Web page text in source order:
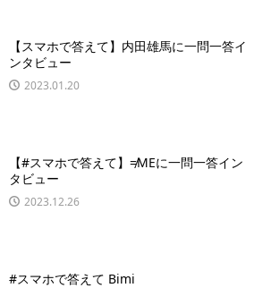
【スマホで答えて】内田雄馬に一問一答イ
ンタビュー
2023.01.20
【#スマホで答えて】≠MEに一問一答イン
タビュー
2023.12.26
#スマホで答えて Bimi